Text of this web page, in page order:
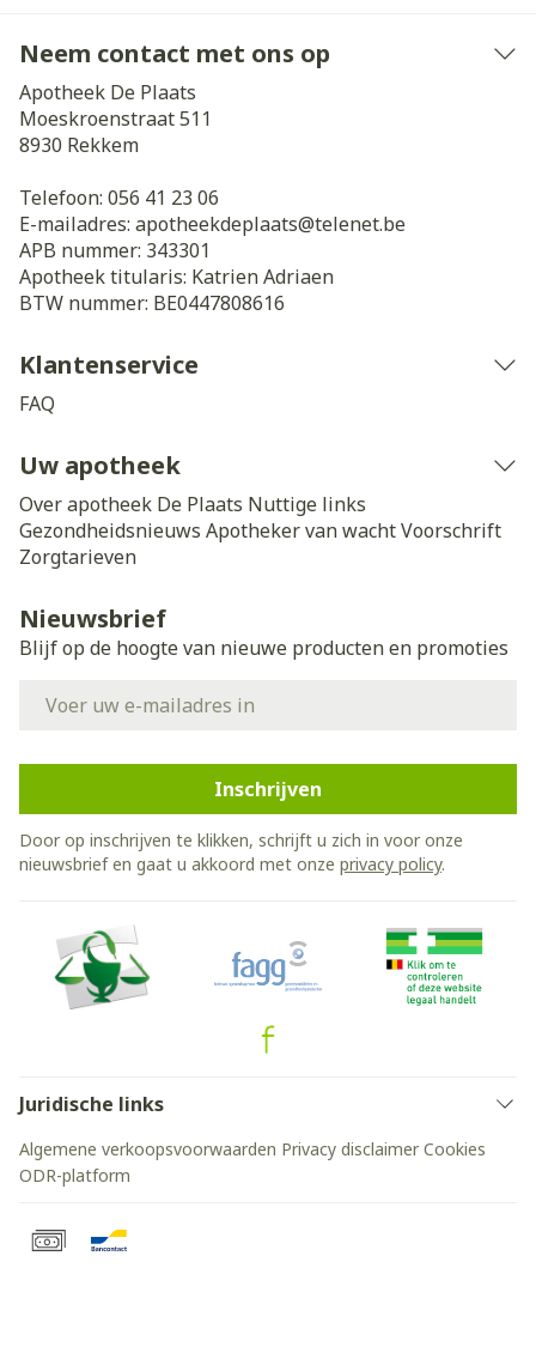
Neem contact met ons op
Apotheek De Plaats
Moeskroenstraat 511
8930 Rekkem
Telefoon: 056 41 23 06
E-mailadres: apotheekdeplaats@telenet.be
APB nummer: 343301
Apotheek titularis: Katrien Adriaen
BTW nummer: BE0447808616
Klantenservice
FAQ
Uw apotheek
Over apotheek De Plaats Nuttige links
Gezondheidsnieuws Apotheker van wachtVoorschrift
Zorgtarieven
Nieuwsbrief
Blijf op de hoogte van nieuwe producten en promoties
Inschrijven
Door op inschrijven te klikken, schrijft u zich in voor onze
nieuwsbrief en gaat u akkoord met onze privacy policy.
Juridische links
Algemene verkoopsvoorwaarden Privacy disclaimer Cookies
ODR-platform